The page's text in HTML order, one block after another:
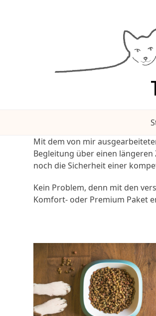
Mit dem von mir
Begleitung über einen
noch die Sicherheit einer
Kein Problem, denn mit den
Komfort- oder Premium Paket